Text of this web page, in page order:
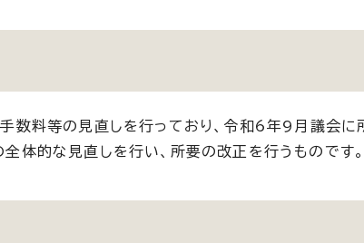
数料等の見直しを行っており、令和6年9月議会に
体的な見直しを行い、所要の改正を行うものです。